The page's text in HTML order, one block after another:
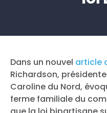
Dans un nouvel article
Richardson,
Caroline du Nord,
ferme familiale du